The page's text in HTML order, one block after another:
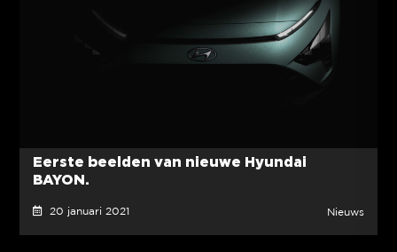
Eerste beelden van nieuwe Hyundai
BAYON.
20 januari 2021 Nieuws